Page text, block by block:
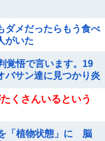
ダメだったらもう食べ
がいた
覚悟で言います。19
バサン達に見つかり炎
くさんいるという
「植物状態」に 脳